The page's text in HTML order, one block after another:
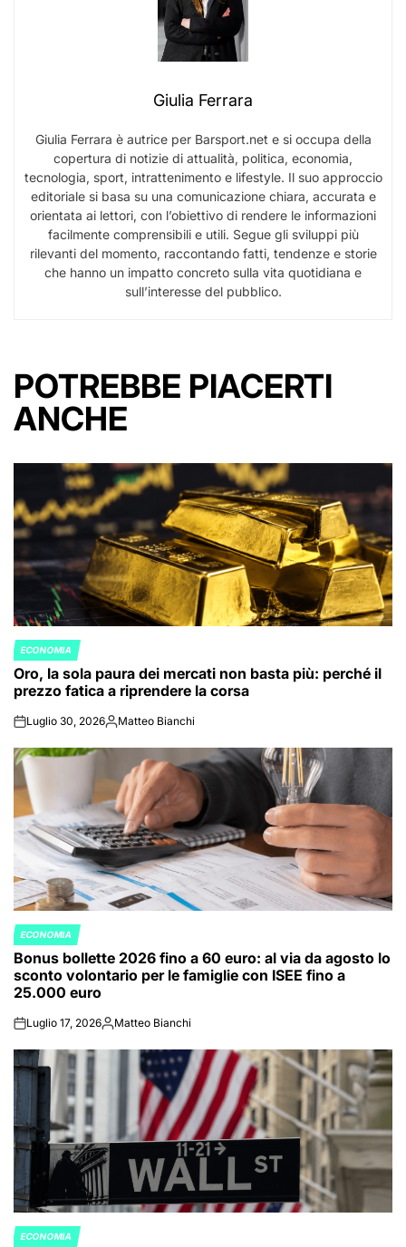
Giulia Ferrara
Giulia Ferrara è autrice per Barsport.net e si occupa della
copertura di notizie di attualità, politica, economia,
tecnologia, sport, intrattenimento e lifestyle. Il suo approccio
editoriale si basa su una comunicazione chiara, accurata e
orientata ai lettori, con l’obiettivo di rendere le informazioni
facilmente comprensibili e utili. Segue gli sviluppi più
rilevanti del momento, raccontando fatti, tendenze e storie
che hanno un impatto concreto sulla vita quotidiana e
sull’interesse del pubblico.
POTREBBE PIACERTI
ANCHE
POSTED
IN
ECONOMIA
Oro, la sola paura dei mercati non basta più: perché il
prezzo fatica a riprendere la corsa
onLuglio 30, 2026Posted
Matteo Bianchi
POSTED
IN
ECONOMIA
Bonus bollette 2026 fino a 60 euro: al via da agosto lo
sconto volontario per le famiglie con ISEE fino a
25.000 euro
onLuglio 17, 2026Posted
Matteo Bianchi
POSTED
ECONOMIA